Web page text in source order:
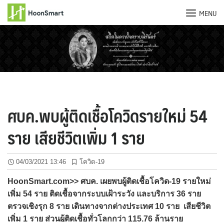
MENU
ศบค.พบผู้ติดเชื้อโควิดรายใหม่ 54
ราย เสียชีวิตเพิ่ม 1 ราย
04/03/2021 13:46 โควิด-19
HoonSmart.com>> ศบค. เผยพบผู้ติดเชื้อโควิด-19 รายใหม่
เพิ่ม 54 ราย ติดเชื้อจากระบบเฝ้าระวัง และบริการ 36 ราย
ตรวจเชิงรุก 8 ราย เดินทางจากต่างประเทศ 10 ราย เสียชีวิต
เพิ่ม 1 ราย ส่วนผู้ติดเชื้อทั่วโลกกว่า 115.76 ล้านราย